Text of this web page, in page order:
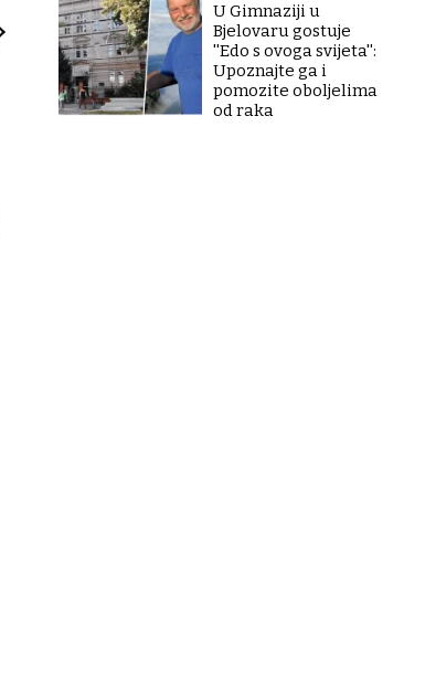
U Gimnaziji u
Bjelovaru gostuje
''Edo s ovoga svijeta'':
Upoznajte ga i
pomozite oboljelima
od raka